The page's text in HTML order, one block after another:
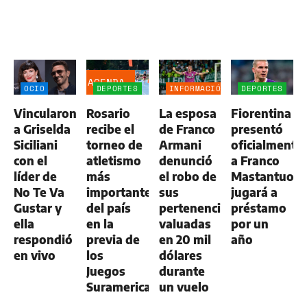
OCIO
Vincularon
a Griselda
Siciliani
con el
líder de
No Te Va
Gustar y
ella
respondió
en vivo
DEPORTES
AGENDA
Rosario
recibe el
torneo de
atletismo
más
importante
del país
en la
previa de
los
Juegos
Suramericanos
INFORMACIÓN
La esposa
de Franco
Armani
denunció
el robo de
sus
pertenencias
valuadas
en 20 mil
dólares
durante
un vuelo
DEPORTES
Fiorentina
presentó
oficialmente
a Franco
jugará a
préstamo
por un
año